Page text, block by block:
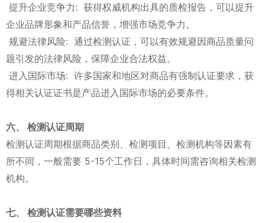
提升企业竞争力: 获得权威机构出具的质检报告，可以提升
企业品牌形象和产品信誉，增强市场竞争力。
规避法律风险: 通过检测认证，可以有效规避因商品质量问
题引发的法律风险，保障企业合法权益。
进入国际市场: 许多国家和地区对商品有强制认证要求，获
得相关认证证书是产品进入国际市场的必要条件。
六、 检测认证周期
检测认证周期根据商品类别、检测项目、检测机构等因素有
所不同，一般需要 5-15个工作日，具体时间需咨询相关检测
机构。
七、 检测认证需要哪些资料